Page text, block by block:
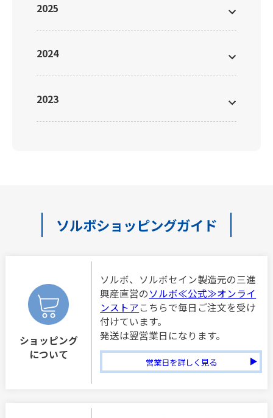
2025
2024
2023
ソルボショッピングガイド
ショッピング
について
ソルボ、ソルボセイン製造元の三進
興産直営のソルボ≪公式≫オンライ
ンストアこちらで毎日ご注文を受け
付けています。
発送は翌営業日になります。
営業日を詳しく見る